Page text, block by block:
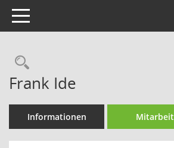
Toggle navigation
Rechercheauswahl
Frank Ide
Informationen Mitarbeit